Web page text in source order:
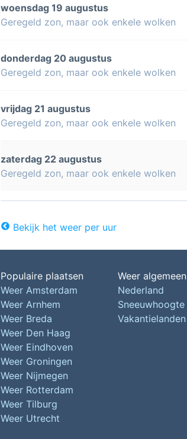
woensdag 19 augustus
Geregeld zon, maar ook enkele wolken
donderdag 20 augustus
Geregeld zon, maar ook enkele wolken
vrijdag 21 augustus
Geregeld zon, maar ook enkele wolken
zaterdag 22 augustus
Geregeld zon, maar ook enkele wolken
Bekijk het weer per uur
Populaire plaatsen
Weer Amsterdam
Weer Arnhem
Weer Breda
Weer Den Haag
Weer Eindhoven
Weer Groningen
Weer Nijmegen
Weer Rotterdam
Weer Tilburg
Weer Utrecht
Weer algemeen
Nederland
Sneeuwhoogte
Vakantielanden